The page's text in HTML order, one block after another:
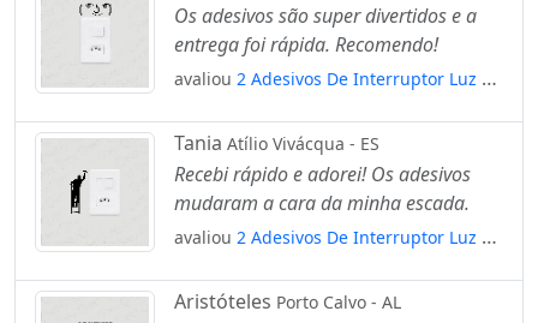
Os adesivos são super divertidos e a
entrega foi rápida. Recomendo!
avaliou 2 Adesivos De Interruptor Luz E
Tania Atílio Vivácqua - ES
Recebi rápido e adorei! Os adesivos
mudaram a cara da minha escada.
avaliou 2 Adesivos De Interruptor Luz E
Aristóteles Porto Calvo - AL